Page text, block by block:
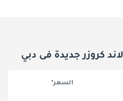
كروزر جديدة فى دبي
السعر*